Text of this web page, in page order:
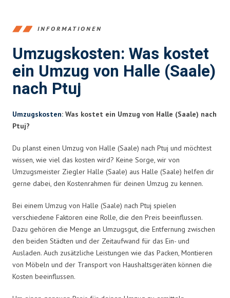
INFORMATIONEN
Umzugskosten: Was kostet
ein Umzug von Halle (Saale)
nach Ptuj
Umzugskosten: Was kostet ein Umzug von Halle (Saale) nach
Ptuj?
Du planst einen Umzug von Halle (Saale) nach Ptuj und möchtest
wissen, wie viel das kosten wird? Keine Sorge, wir von
Umzugsmeister Ziegler Halle (Saale) aus Halle (Saale) helfen dir
gerne dabei, den Kostenrahmen für deinen Umzug zu kennen.
Bei einem Umzug von Halle (Saale) nach Ptuj spielen
verschiedene Faktoren eine Rolle, die den Preis beeinflussen.
Dazu gehören die Menge an Umzugsgut, die Entfernung zwischen
den beiden Städten und der Zeitaufwand für das Ein- und
Ausladen. Auch zusätzliche Leistungen wie das Packen, Montieren
von Möbeln und der Transport von Haushaltsgeräten können die
Kosten beeinflussen.